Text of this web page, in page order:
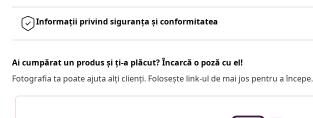
Informații privind siguranța și conformitatea
Ai cumpărat un produs și ți-a plăcut? Încarcă o poză cu el!
Fotografia ta poate ajuta alți clienți. Folosește link-ul de mai jos pentru a începe.